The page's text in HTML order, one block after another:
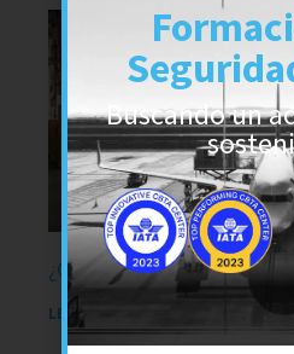
¿Qué ventajas ofrece el
LEER MÁS »
Buscando un